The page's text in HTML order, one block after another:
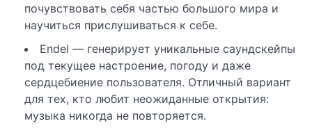
почувствовать себя частью большого мира и
научиться прислушиваться к себе.
Endel — генерирует уникальные саундскейпы
под текущее настроение, погоду и даже
сердцебиение пользователя. Отличный вариант
для тех, кто любит неожиданные открытия:
музыка никогда не повторяется.